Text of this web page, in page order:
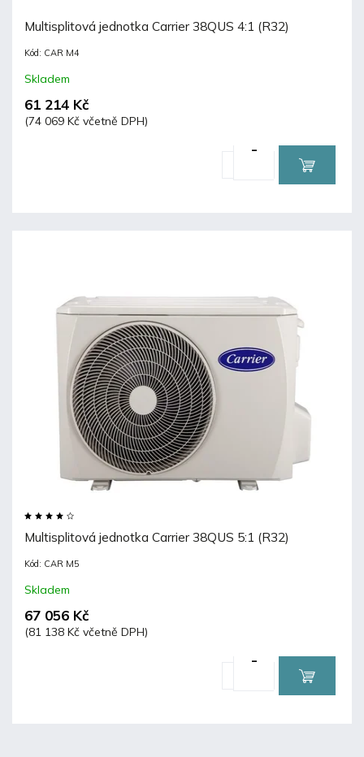
Multisplitová jednotka Carrier 38QUS 4:1 (R32)
Skladem
Kód: CAR M4
61 214 Kč
(74 069 Kč včetně DPH)
Multisplitová jednotka Carrier 38QUS 5:1 (R32)
Skladem
Kód: CAR M5
67 056 Kč
(81 138 Kč včetně DPH)